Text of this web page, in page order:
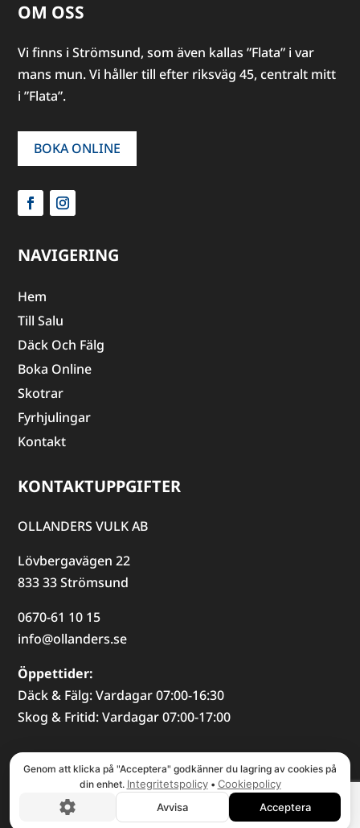
OM OSS
Vi finns i Strömsund, som även kallas ”Flata” i var
mans mun. Vi håller till efter riksväg 45, centralt mitt
i ”Flata”.
BOKA ONLINE
NAVIGERING
Hem
Till Salu
Däck Och Fälg
Boka Online
Skotrar
Fyrhjulingar
Kontakt
KONTAKTUPPGIFTER
OLLANDERS VULK AB
Lövbergavägen 22
833 33 Strömsund
0670-61 10 15
info@ollanders.se
Öppettider:
Däck & Fälg: Vardagar 07:00-16:30
Skog & Fritid: Vardagar 07:00-17:00
© COPYRIGHT2026 , OLLANDERS AB
Genom att klicka på "Acceptera" godkänner du lagring av cookies på
din enhet. Integritetspolicy• Cookiepolicy
Avvisa
Acceptera